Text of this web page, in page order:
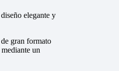
elegante y
gran formato
un